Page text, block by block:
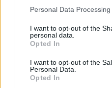
Please note that this website/
not limited to your visit or
grant or deny consent to
use your data for below
consent section.
Personal Data
I want to opt-out of the
personal data.
Opted In
I want to opt-out of the
Personal Data.
Opted In
L’Ungheria manda poliziotti
Nord
balcani #governo ungherese